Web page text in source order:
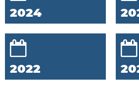
2024
2022